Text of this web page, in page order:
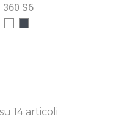
360 S6
14 articoli